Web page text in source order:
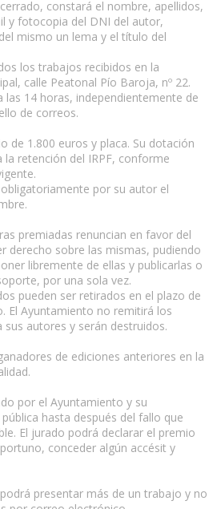
constará el nombre, apellidos,
y fotocopia del DNI del autor,
mismo un lema y el título del
los trabajos recibidos en la
calle Peatonal Pío Baroja, nº 22.
las 14 horas, independientemente de
de correos.
de 1.800 euros y placa. Su dotación
retención del IRPF, conforme
por su autor el
premiadas renuncian en favor del
derecho sobre las mismas, pudiendo
libremente de ellas y publicarlas o
por una sola vez.
pueden ser retirados en el plazo de
El Ayuntamiento no remitirá los
autores y serán destruidos.
de ediciones anteriores en la
por el Ayuntamiento y su
hasta después del fallo que
El jurado podrá declarar el premio
conceder algún accésit y
presentar más de un trabajo y no